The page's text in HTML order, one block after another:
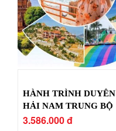
HÀNH TRÌNH DUYÊN
HẢI NAM TRUNG BỘ
3.586.000 đ